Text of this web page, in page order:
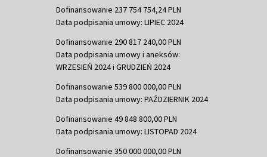
Dofinansowanie 237 754 754,24 PLN
Data podpisania umowy: LIPIEC 2024
Dofinansowanie 290 817 240,00 PLN
Data podpisania umowy i aneksów:
WRZESIEŃ 2024 i GRUDZIEŃ 2024
Dofinansowanie 539 800 000,00 PLN
Data podpisania umowy: PAŹDZIERNIK 2024
Dofinansowanie 49 848 800,00 PLN
Data podpisania umowy: LISTOPAD 2024
Dofinansowanie 350 000 000,00 PLN